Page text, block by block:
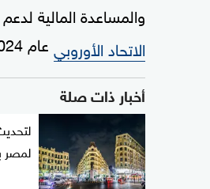
والمساعدة المالية لدعم
الاتحاد الأوروبي عام 2024، ويتضمن أيضا قروضا ميسرة بخمسة مليارات يورو.
أخبار ذات صلة
لمصر بـ 800 مليون